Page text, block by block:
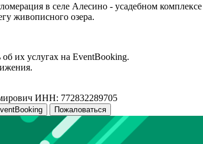
в селе Алесино - усадебном
живописного озера.
их услугах на EventBooking.
ИНН: 772832289705
Пожаловаться